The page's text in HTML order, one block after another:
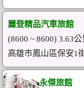
麗登精品汽車旅館
(8600 ~ 8600) 3.63公
高雄市鳳山區保安1
永傑旅館